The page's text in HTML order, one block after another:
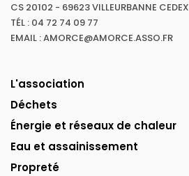
CS 20102 - 69623 VILLEURBANNE CEDEX
TÉL : 04 72 74 09 77
EMAIL : AMORCE@AMORCE.ASSO.FR
L'association
Déchets
Énergie et réseaux de chaleur
Eau et assainissement
Propreté